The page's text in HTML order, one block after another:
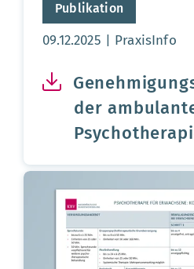
Publikation
Aktualisierungsdatum:
09.12.2025 PraxisInfo
der